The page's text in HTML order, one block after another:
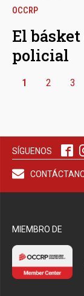
OCCRP
El
policial
1 2 3
SÍGUENOS
MIEMBRO DE